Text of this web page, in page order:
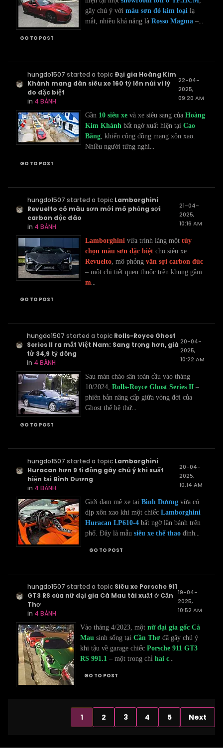
gây chú ý với màu sơn đỏ kim loại lạ
mắt, nhiều khả năng là Rosso Magma –...
GO TO POST
hungdo1507 started a topic Đại gia Hoàng Kim
Khánh mang dàn siêu xe 160 tỷ lên núi vì lý
do đặc biệt
in 4 BÁNH
22-04-
2025,
09:20 AM
Gần 10 siêu xe và xe siêu sang của Hoàng
Kim Khánh bất ngờ xuất hiện tại Cao
Bằng, khiến cộng đồng mạng xôn xao.
Nhiều người từng nghi...
GO TO POST
hungdo1507 started a topic Lamborghini
Revuelto có màu sơn mới mô phỏng sợi
carbon độc đáo
in 4 BÁNH
21-04-
2025,
10:16 AM
Lamborghini vừa trình làng một tùy
chọn màu sơn đặc biệt cho siêu xe
Revuelto, mô phỏng vân sợi carbon đúc
– một chi tiết quen thuộc trên khung gầm
m...
GO TO POST
hungdo1507 started a topic Rolls-Royce Ghost
Series II ra mắt Việt Nam: Sang trọng hơn, giá
từ 34,9 tỷ đồng
in 4 BÁNH
20-04-
2025,
10:22 AM
Sau màn chào sân toàn cầu vào tháng
10/2024, Rolls-Royce Ghost Series II –
phiên bản nâng cấp giữa vòng đời của
Ghost thế hệ thứ...
GO TO POST
hungdo1507 started a topic Lamborghini
Huracan hơn 9 tỉ đồng gây chú ý khi xuất
hiện tại Bình Dương
in 4 BÁNH
20-04-
2025,
10:14 AM
Giới đam mê xe tại Bình Dương vừa có
dịp xôn xao khi một chiếc Lamborghini
Huracan LP610-4 bất ngờ lăn bánh trên
phố. Đây là mẫu siêu xe thể thao đình...
GO TO POST
hungdo1507 started a topic Siêu xe Porsche 911
GT3 RS của nữ đại gia Cà Mau tái xuất ở Cần
Thơ
in 4 BÁNH
19-04-
2025,
10:52 AM
Vào tháng 4/2023, một nữ đại gia gốc Cà
Mau sinh sống tại Cần Thơ đã gây chú ý
khi tậu về garage chiếc Porsche 911 GT3
RS 991.1 – một trong chỉ hai c...
GO TO POST
1 2 3 4 5 Next